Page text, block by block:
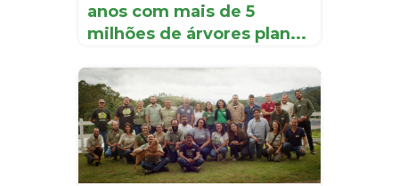
anos com mais de 5
milhões de árvores plan...